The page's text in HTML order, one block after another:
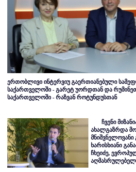
ერთობლივი ინტერვიუ გაერთიანებული
საქართველოში - გარეტ უორდთან და
საქართველოში - რაზვან როტუნდუსთან
ჩვენი
ახალგაზრდა
ხარისხიანი
ჩხეიძე,